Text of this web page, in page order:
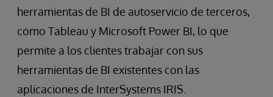
herramientas de BI de autoservicio de terceros,
como Tableau y Microsoft Power BI, lo que
permite a los clientes trabajar con sus
herramientas de BI existentes con las
aplicaciones de InterSystems IRIS.